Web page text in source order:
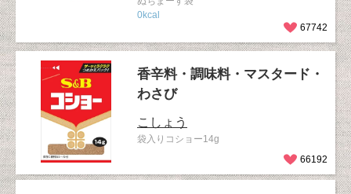
0kcal
67742
香辛料・調味料・マスタード・
わさび
こしょう
袋入りコショー14g
66192